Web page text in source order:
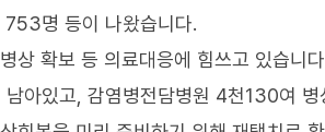
명 등이 나왔습니다.
상 확보 등 의료대응에 힘쓰고 있습니
아있고, 감염병전담병원 4천130여